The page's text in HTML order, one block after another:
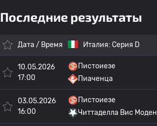
Последние результаты
Дата / Время Италия: Серия D
10.05.2026
17:00
Пистоиезе
Пиаченца
03.05.2026
16:00
Пистоиезе
Читтаделла Вис Моден